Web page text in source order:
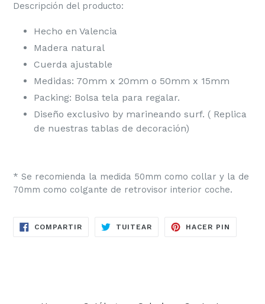
Descripción del producto:
Hecho en Valencia
Madera natural
Cuerda ajustable
Medidas: 70mm x 20mm o 50mm x 15mm
Packing: Bolsa tela para regalar.
Diseño exclusivo by marineando surf. ( Replica
de nuestras tablas de decoración)
* Se recomienda la medida 50mm como collar y la de
70mm como colgante de retrovisor interior coche.
COMPARTIRCOMPARTIRTUITEAR TUITEARHACER PIN